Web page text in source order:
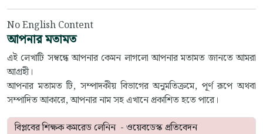
No English Content
আপনার মতামত
এই লেখাটি সম্বন্ধে আপনার কেমন লাগলো আপনার মতামত জানতে আমরা
আগ্রহী।
আপনার মতামত টি, সম্পাদকীয় বিভাগের অনুমতিক্রমে, পূর্ণ রূপে অথবা
সম্পাদিত আকারে, আপনার নাম সহ এখানে প্রকাশিত হতে পারে।